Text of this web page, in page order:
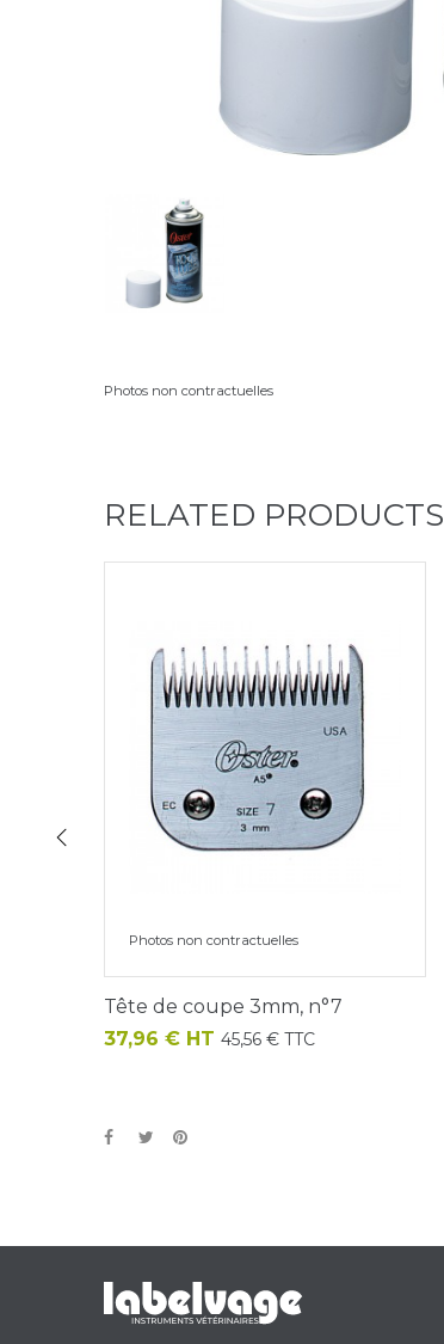
Photos non contractuelles
RELATED PRODUCTS
Photos non contractuelles
Tête de coupe 3mm, n°7
Prix
37,96 € HT 45,56 € TTC